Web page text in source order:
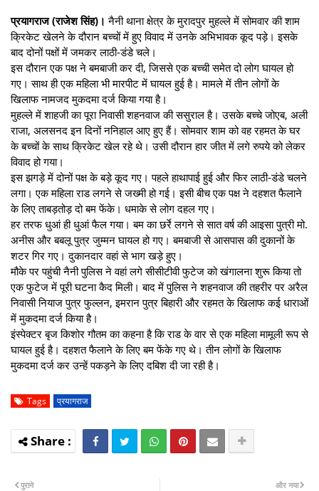
प्रयागराज (राजेश सिंह)।नैनी थाना क्षेत्र के मुरादपुर मुहल्ले में सोमवार की शाम
क्रिकेट खेलने के दौरान बच्चों में हुए विवाद में उनके अभिभावक कूद पड़े। इसके
बाद दोनों पक्षों में जमकर लाठी-डंडे चले।
इस दौरान एक पक्ष ने बमबाजी कर दी, जिससे एक बच्ची समेत दो लोग घायल हो
गए। साथ ही एक महिला भी मारपीट में घायल हुई है। मामले में तीन लोगों के
खिलाफ नामजद मुकदमा दर्ज किया गया है।
मुहल्ले में शाहजी का पूरा निवासी शहनवाज की ससुराल है। उसके बच्चे जोएब, अली
राजा, अलसनद इन दिनों ननिहाल आए हुए हैं। सोमवार शाम को वह रहमत के घर
के बच्चों के साथ क्रिकेट खेल रहे थे। उसी दौरान हार जीत में लगे रुपये को लेकर
विवाद हो गया।
इस झगड़े में दोनों पक्ष के बड़े कूद गए। पहले हाथापाई हुई और फिर लाठी-डंडे चलने
लगा। एक महिला राड लगने से जख्मी हो गई। इसी बीच एक पक्ष ने दहशत फैलाने
के लिए ताबड़तोड़ दो बम फेंके। धमाके से लोग दहल गए।
हर तरफ धुआं ही धुआं फैल गया। बम का छर्रे लगने से सात वर्ष की आइसा पुत्री मो.
अनीस और बबलू पुत्र जुम्मन घायल हो गए। बमबाजी से आसपास की दुकानों के
शटर गिर गए। दुकानदार वहां से भाग खड़े हुए।
मौके पर पहुंची नैनी पुलिस ने वहां लगे सीसीटीवी फुटेज को खंगालना शुरू किया तो
एक फुटेज में पूरी घटना कैद मिली। बाद में पुलिस ने शहनवाज की तहरीर पर अरैल
निवासी नियाज पुत्र फुल्लन, इमरान पुत्र बिहारी और रहमत के खिलाफ कई धाराओं
में मुकदमा दर्ज किया है।
इंस्पेक्टर बृज किशोर गौतम का कहना है कि राड के वार से एक महिला मामूली रूप से
घायल हुई है। दहशत फैलाने के लिए बम फेंके गए थे। तीन लोगों के खिलाफ
मुकदमा दर्ज कर उन्हें पकड़ने के लिए दबिश दी जा रही है।
Tags प्रयागराज
और नया
पुराने